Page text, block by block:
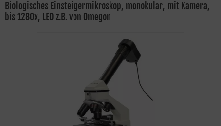
Biologisches Einsteigermikroskop, monokular, mit Kamera,
bis 1280x, LED z.B. von Omegon